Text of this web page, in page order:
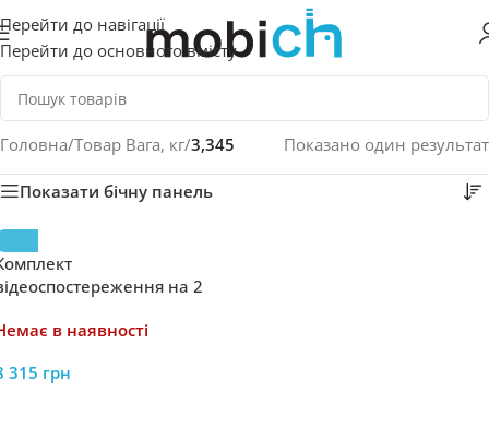
Перейти до навігації
Перейти до основного вмісту
Головна/Товар Вага, кг/3,345 Показано один результат
Показати бічну панель
на 2
02 4MP Lite
в наявності
315 грн